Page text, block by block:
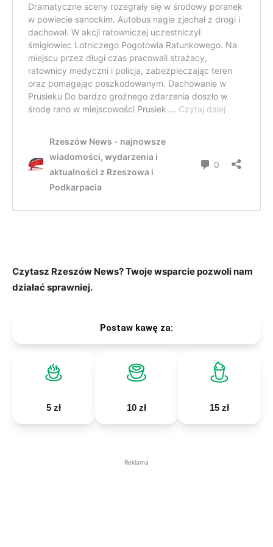
Czytasz Rzeszów News? Twoje wsparcie pozwoli nam
działać sprawniej.
Postaw kawę za:
5 zł 10 zł 15 zł
Reklama